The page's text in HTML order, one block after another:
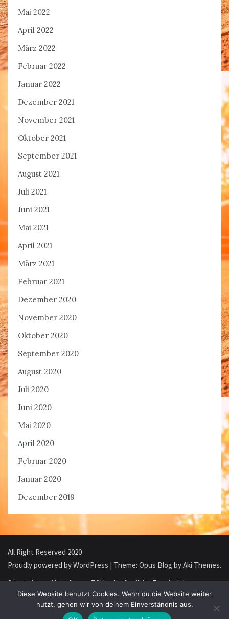
Mai 2022
April 2022
März 2022
Februar 2022
Januar 2022
Dezember 2021
November 2021
Oktober 2021
September 2021
August 2021
Juli 2021
Juni 2021
Mai 2021
April 2021
März 2021
Februar 2021
Dezember 2020
November 2020
Oktober 2020
September 2020
August 2020
Juli 2020
Juni 2020
Mai 2020
April 2020
Februar 2020
Januar 2020
Dezember 2019
All Right Reserved 2020
Proudly powered by WordPress
Theme: Opus Blog byAki Themes.
Startseite
Aktuelles TCH – der familiäre Tennisclub
Mitgliedschaft TCH Webshop Impressum/Datenschutz
Diese Website benutzt Cookies. Wenn du die Website weiter
nutzt, gehen wir von deinem Einverständnis aus.